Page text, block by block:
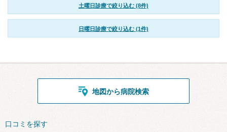
土曜日診療で絞り込む (8件)
日曜日診療で絞り込む (1件)
地図から病院検索
口コミを探す